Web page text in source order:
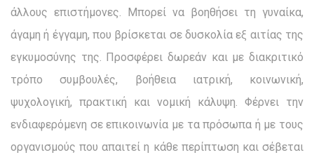
άλλους επιστήμονες. Μπορεί να βοηθήσει τη γυναίκα,
άγαμη ή έγγαμη, που βρίσκεται σε δυσκολία εξ αιτίας της
εγκυμοσύνης της. Προσφέρει δωρεάν και με διακριτικό
τρόπο συμβουλές, βοήθεια ιατρική, κοινωνική,
ψυχολογική, πρακτική και νομική κάλυψη. Φέρνει την
ενδιαφερόμενη σε επικοινωνία με τα πρόσωπα ή με τους
οργανισμούς που απαιτεί η κάθε περίπτωση και σέβεται